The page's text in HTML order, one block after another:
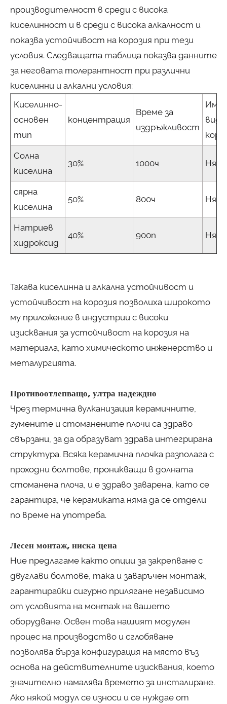
производителност в среди с висока
киселинност и в среди с висока алкалност и
показва устойчивост на корозия при тези
условия. Следващата таблица показва данните
за неговата толерантност при различни
киселинни и алкални условия:
Киселинно-
основен
тип
концентрация
Време за
издръжливост
Има
Солна
киселина
30% 1000ч Няма
сярна
киселина
50% 800ч Няма
Натриев
хидроксид
40% 900n Няма
Такава киселинна и алкална устойчивост и
устойчивост на корозия позволиха широкото
му приложение в индустрии с високи
изисквания за устойчивост на корозия на
материала, като химическото инженерство и
металургията.
Противоотлепващо, ултра надеждно
Чрез термична вулканизация керамичните,
гумените и стоманените плочи са здраво
свързани, за да образуват здрава интегрирана
структура. Всяка керамична плочка разполага с
проходни болтове, проникващи в долната
стоманена плоча, и е здраво заварена, като се
гарантира, че керамиката няма да се отдели
по време на употреба.
Лесен монтаж, ниска цена
Ние предлагаме както опции за закрепване с
двуглави болтове, така и заваръчен монтаж,
гарантирайки сигурно прилягане независимо
от условията на монтаж на вашето
оборудване. Освен това нашият модулен
процес на производство и сглобяване
позволява бърза конфигурация на място въз
основа на действителните изисквания, което
значително намалява времето за инсталиране.
Ако някой модул се износи и се нуждае от